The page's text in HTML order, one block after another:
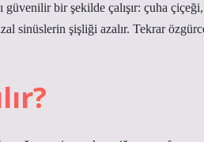
bir şekilde çalışır: çuha çiçeği,
sinüslerin şişliği azalır. Tekrar